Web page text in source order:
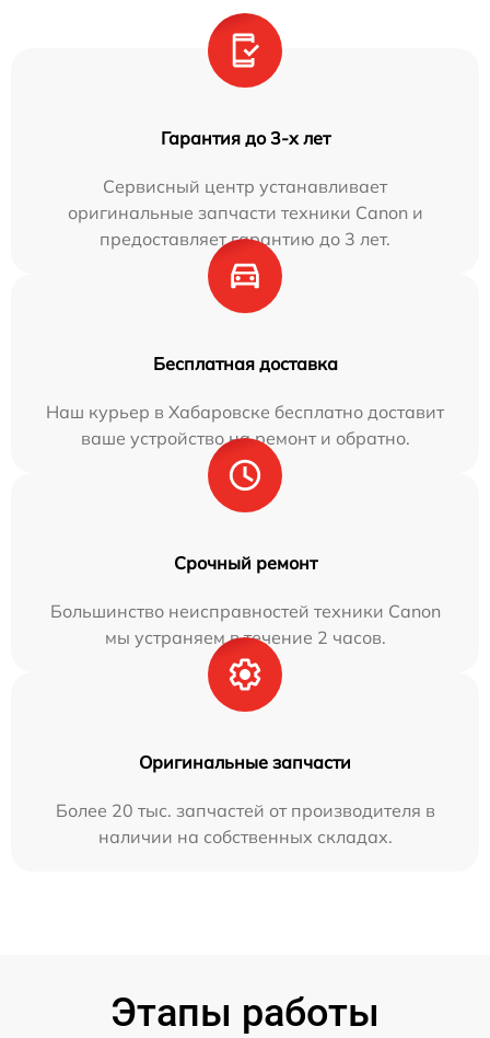
Гарантия до 3-х лет
Сервисный центр устанавливает
оригинальные запчасти техники Canon и
предоставляет гарантию до 3 лет.
Бесплатная доставка
Наш курьер в Хабаровске бесплатно доставит
ваше устройство на ремонт и обратно.
Срочный ремонт
Большинство неисправностей техники Canon
мы устраняем в течение 2 часов.
Оригинальные запчасти
Более 20 тыс. запчастей от производителя в
наличии на собственных складах.
Этапы работы